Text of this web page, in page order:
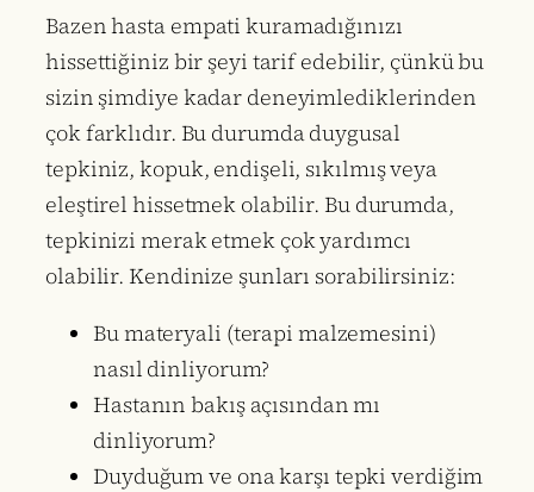
Bazen hasta empati kuramadığınızı
hissettiğiniz bir şeyi tarif edebilir, çünkü bu
sizin şimdiye kadar deneyimlediklerinden
çok farklıdır. Bu durumda duygusal
tepkiniz, kopuk, endişeli, sıkılmış veya
eleştirel hissetmek olabilir. Bu durumda,
tepkinizi merak etmek çok yardımcı
olabilir. Kendinize şunları sorabilirsiniz:
Bu materyali (terapi malzemesini)
nasıl dinliyorum?
Hastanın bakış açısından mı
dinliyorum?
Duyduğum ve ona karşı tepki verdiğim